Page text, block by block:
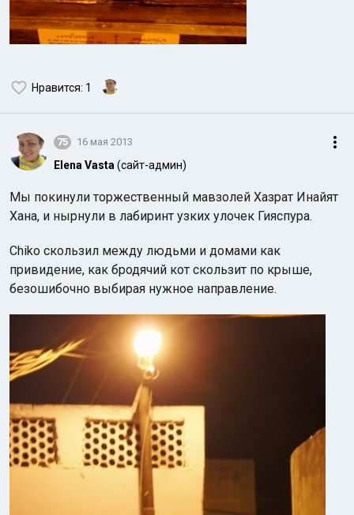
Нравится: 1
75 16 мая 2013
Elena Vasta (сайт-админ)
Мы покинули торжественный мавзолей Хазрат Инайят
Хана, и нырнули в лабиринт узких улочек Гияспура.
Chiko скользил между людьми и домами как
привидение, как бродячий кот скользит по крыше,
безошибочно выбирая нужное направление.